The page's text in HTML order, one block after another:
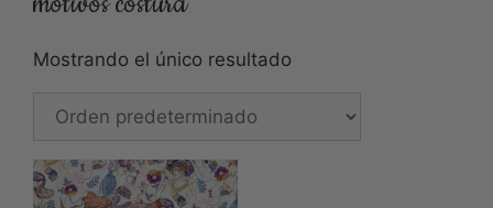
Mostrando el único resultado